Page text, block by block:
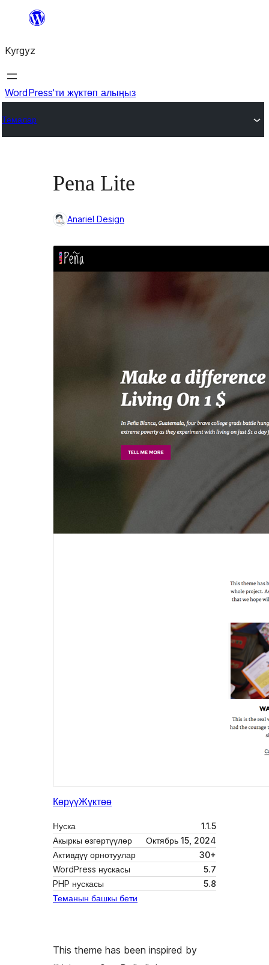
Мазмунга
Kyrgyz
WordPress'ти жүктөп алыңыз
Темалар
Pena Lite
Anariel Design
КөрүүЖүктөө
Нуска
1.1.5
Акыркы өзгөртүүлөр
Октябрь 15, 2024
Активдүү орнотуулар
30+
WordPress нускасы
5.7
PHP нускасы
5.8
Теманын башкы бети
This theme has been inspired by